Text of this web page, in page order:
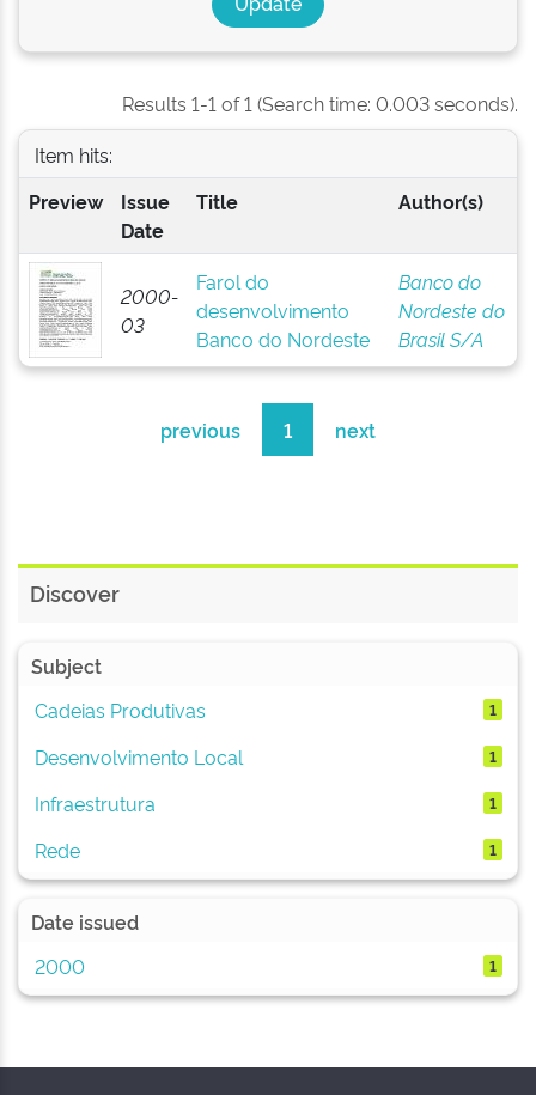
Results 1-1 of 1 (Search time: 0.003 seconds).
Item hits:
Preview
Issue
Date
Title Author(s)
2000-
03
Farol do
desenvolvimento
Banco do Nordeste
Banco do
Nordeste do
Brasil S/A
previous 1 next
Discover
Subject
Cadeias Produtivas
1
Desenvolvimento Local 1
Infraestrutura 1
Rede 1
Date issued
2000
1